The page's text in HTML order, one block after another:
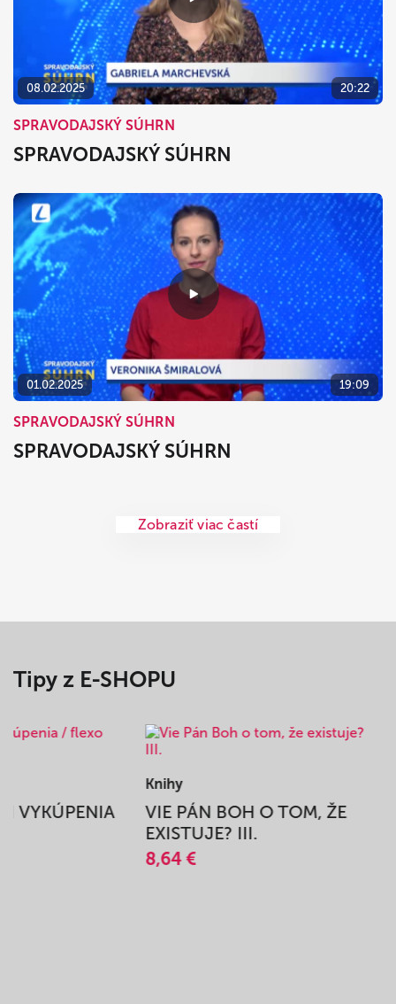
08.02.2025 20:22
SPRAVODAJSKÝ SÚHRN
SPRAVODAJSKÝ SÚHRN
01.02.2025 19:09
SPRAVODAJSKÝ SÚHRN
SPRAVODAJSKÝ SÚHRN
Zobraziť viac častí
Tipy z E-SHOPU
VYKÚPENIA
Knihy
VIE PÁN BOH O TOM, ŽE
EXISTUJE? III.
8,64 €